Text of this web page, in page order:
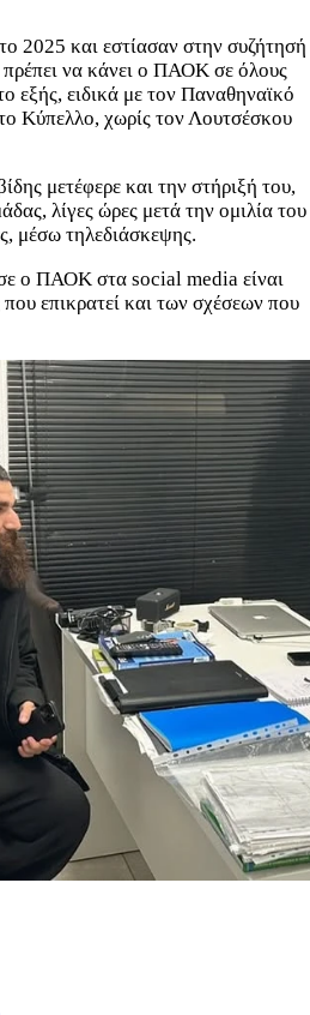
2025 και εστίασαν στην συζήτησή
να κάνει ο ΠΑΟΚ σε όλους
εξής, ειδικά με τον Παναθηναϊκό
Κύπελλο, χωρίς τον Λουτσέσκου
μετέφερε και την στήριξή του,
λίγες ώρες μετά την ομιλία του
μέσω τηλεδιάσκεψης.
ο ΠΑΟΚ στα social media είναι
επικρατεί και των σχέσεων που